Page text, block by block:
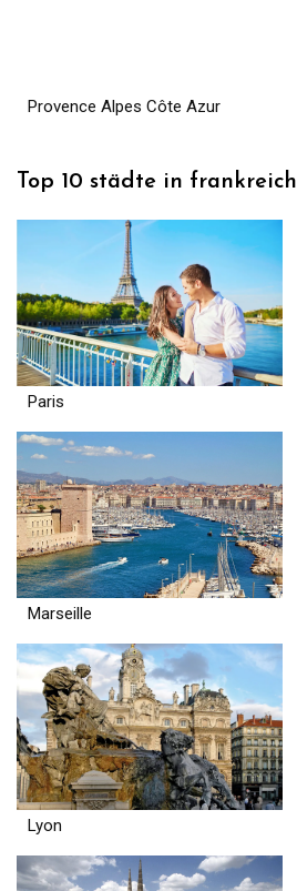
Provence Alpes Côte Azur
Top 10 städte in frankreich
Paris
Marseille
Lyon